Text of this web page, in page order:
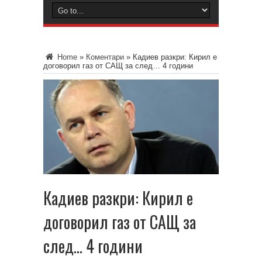
Home » Коментари » Кадиев разкри: Кирил е
договорил газ от САЩ за след… 4 години
Кадиев разкри: Кирил е
договорил газ от САЩ за
след… 4 години